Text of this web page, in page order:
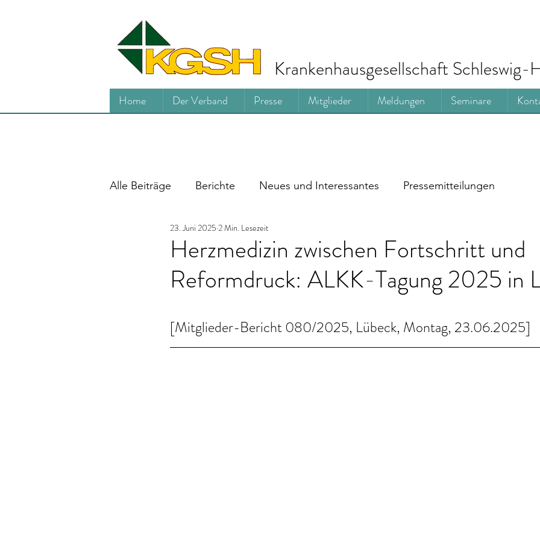
Home Der Verband Presse Mitglieder Meldungen Seminare
Krankenhausgesellschaft Schleswig-
Alle Beiträge Berichte Neues und Interessantes Pressemitteilungen
Herzmedizin zwischen Fortschritt und
Reformdruck: ALKK-Tagung 2025 in
23. Juni 2025 2 Min. Lesezeit
[Mitglieder-Bericht 080/2025, Lübeck, Montag, 23.06.2025]